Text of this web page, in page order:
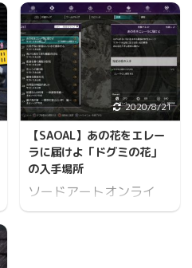
ン アリシゼーションリ
コリスの依頼クエスト
【鉱山に出没する魔獣】
のクリア方法です。 ヤ
ミシグレの出現方法 出現
条件が「雨の日で夜の鉱
山内部」に出現するので
近くの焚き火にて休息を
繰り返します。
2020/8/21
【SAOAL】あの花をエレー
ラに届けよ「ドグミの花」
の入手場所
ソードアートオンライ
ン アリシゼーションリ